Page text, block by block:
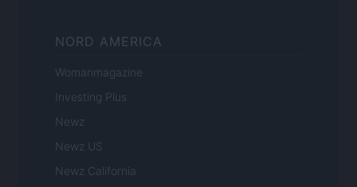
NORD AMERICA
Womanmagazine
Investing Plus
Newz
Newz US
Newz California